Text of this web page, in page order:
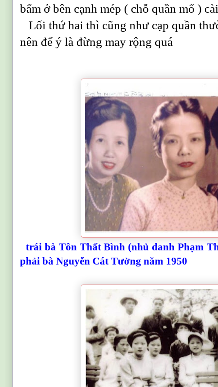
bấm ở bên cạnh mép ( chỗ quần mổ )
Lối thứ hai thì cũng như cạp quần
nên để ý là đừng may rộng quá
trái bà Tôn Thất Bình (nhủ danh Phạm
phải bà Nguyễn Cát Tường năm 1950